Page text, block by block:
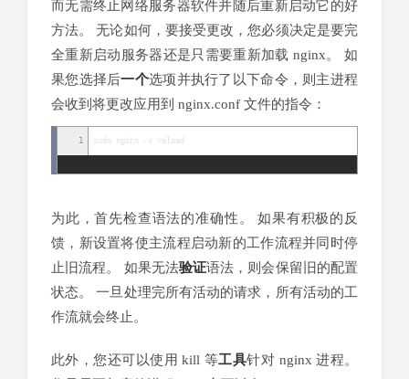
而无需终止网络服务器软件并随后重新启动它的好
方法。 无论如何，要接受更改，您必须决定是要完
全重新启动服务器还是只需要重新加载 nginx。 如
果您选择后一个选项并执行了以下命令，则主进程
会收到将更改应用到 nginx.conf 文件的指令：
1 sudo nginx - s reload
为此，首先检查语法的准确性。 如果有积极的反
馈，新设置将使主流程启动新的工作流程并同时停
止旧流程。 如果无法验证语法，则会保留旧的配置
状态。 一旦处理完所有活动的请求，所有活动的工
作流就会终止。
此外，您还可以使用 kill 等工具针对 nginx 进程。